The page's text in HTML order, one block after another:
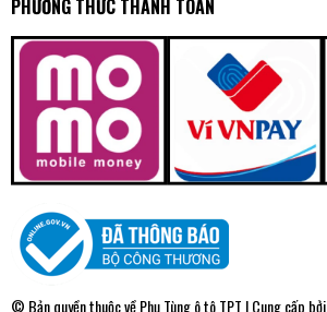
PHƯƠNG THỨC THANH TOÁN
© Bản quyền thuộc vềPhụ Tùng ô tô TPT | Cung cấp bởi